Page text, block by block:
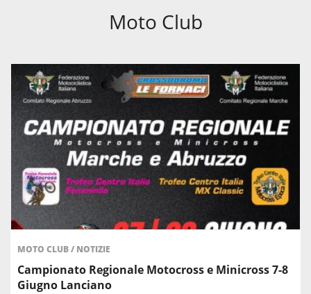
Moto Club
MOTO CLUB/ NOTIZIE
Campionato Regionale Motocross e Minicross 7-8
Giugno Lanciano